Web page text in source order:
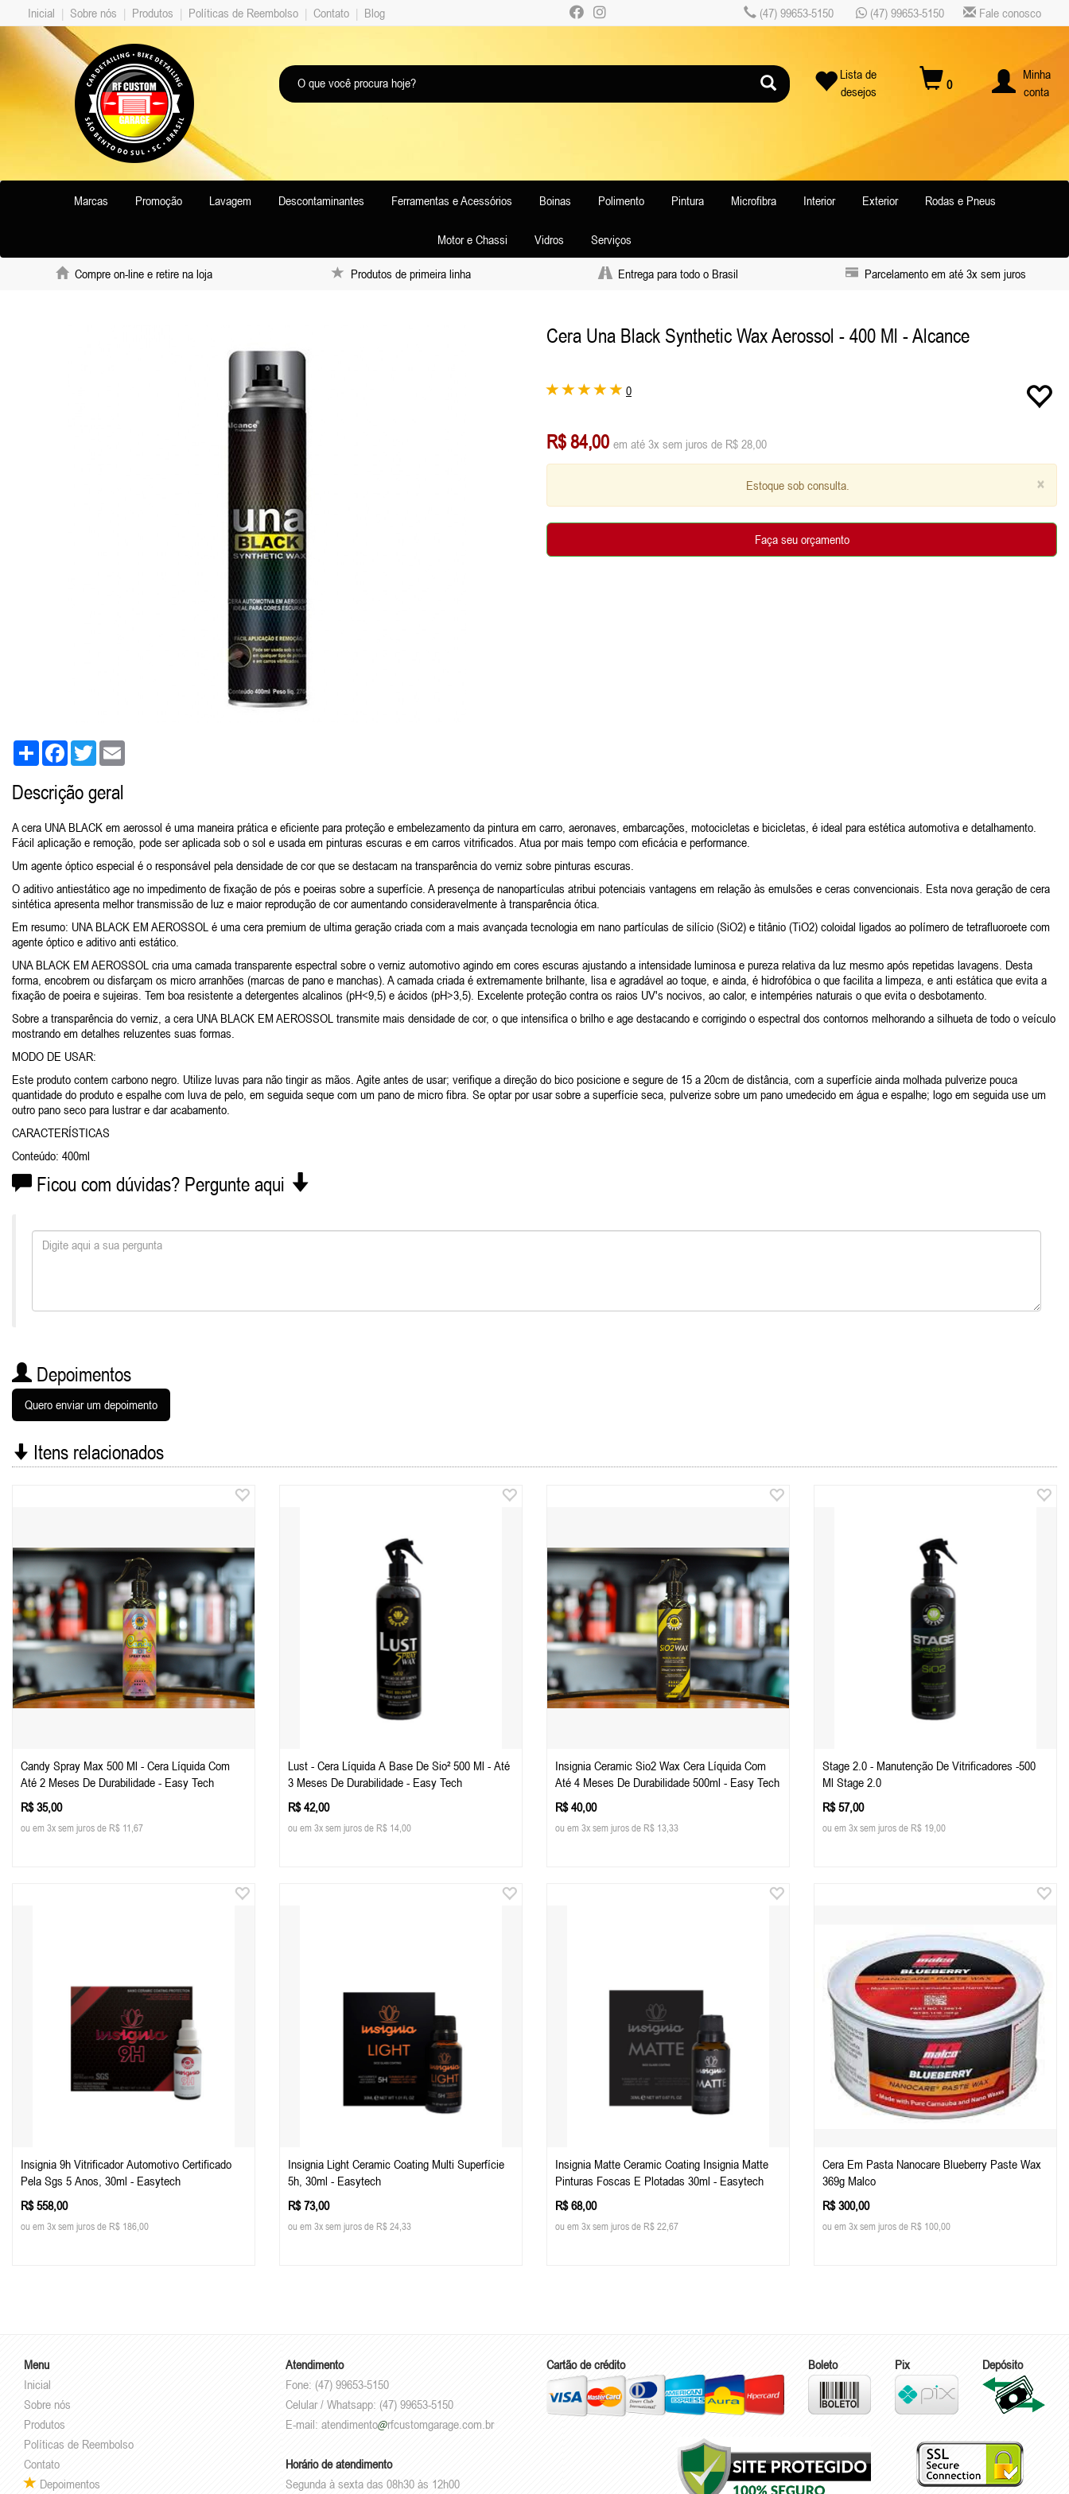
Inicial | Sobre nós | Produtos | Políticas de Reembolso | Contato | Blog (47) 99653-5150 (47) 99653-5150 Fale conosco
Lista de
desejos
0
Minha
conta
Marcas Promoção Lavagem Descontaminantes Ferramentas e Acessórios Boinas Polimento Pintura Microfibra Interior Exterior Rodas e Pneus
Motor e Chassi Vidros Serviços
Compre on-line e retire na loja Produtos de primeira linha Entrega para todo o Brasil Parcelamento em até 3x sem juros
Cera Una Black Synthetic Wax Aerossol - 400 Ml - Alcance
0
R$ 84,00 em até 3x sem juros de R$ 28,00
×
Estoque sob consulta.
Faça seu orçamento
Share FacebookTwitter
Descrição geral
A cera UNA BLACK em aerossol é uma maneira prática e eficiente para proteção e embelezamento da pintura em carro, aeronaves, embarcações, motocicletas e bicicletas, é ideal para estética automotiva e detalhamento.
Fácil aplicação e remoção, pode ser aplicada sob o sol e usada em pinturas escuras e em carros vitrificados. Atua por mais tempo com eficácia e performance.
Um agente óptico especial é o responsável pela densidade de cor que se destacam na transparência do verniz sobre pinturas escuras.
O aditivo antiestático age no impedimento de fixação de pós e poeiras sobre a superfície. A presença de nanopartículas atribui potenciais vantagens em relação às emulsões e ceras convencionais. Esta nova geração de cera
sintética apresenta melhor transmissão de luz e maior reprodução de cor aumentando consideravelmente à transparência ótica.
Em resumo: UNA BLACK EM AEROSSOL é uma cera premium de ultima geração criada com a mais avançada tecnologia em nano partículas de silício (SiO2) e titânio (TiO2) coloidal ligados ao polímero de tetrafluoroete com
agente óptico e aditivo anti estático.
UNA BLACK EM AEROSSOL cria uma camada transparente espectral sobre o verniz automotivo agindo em cores escuras ajustando a intensidade luminosa e pureza relativa da luz mesmo após repetidas lavagens. Desta
forma, encobrem ou disfarçam os micro arranhões (marcas de pano e manchas). A camada criada é extremamente brilhante, lisa e agradável ao toque, e ainda, é hidrofóbica o que facilita a limpeza, e anti estática que evita a
fixação de poeira e sujeiras. Tem boa resistente a detergentes alcalinos (pH<9,5) e ácidos (pH>3,5). Excelente proteção contra os raios UV's nocivos, ao calor, e intempéries naturais o que evita o desbotamento.
Sobre a transparência do verniz, a cera UNA BLACK EM AEROSSOL transmite mais densidade de cor, o que intensifica o brilho e age destacando e corrigindo o espectral dos contornos melhorando a silhueta de todo o veículo
mostrando em detalhes reluzentes suas formas.
MODO DE USAR:
Este produto contem carbono negro. Utilize luvas para não tingir as mãos. Agite antes de usar; verifique a direção do bico posicione e segure de 15 a 20cm de distância, com a superfície ainda molhada pulverize pouca
quantidade do produto e espalhe com luva de pelo, em seguida seque com um pano de micro fibra. Se optar por usar sobre a superfície seca, pulverize sobre um pano umedecido em água e espalhe; logo em seguida use um
outro pano seco para lustrar e dar acabamento.
CARACTERÍSTICAS
Conteúdo: 400ml
Ficou com dúvidas? Pergunte aqui
Depoimentos
Quero enviar um depoimento
Itens relacionados
Candy Spray Max 500 Ml - Cera Líquida Com
Até 2 Meses De Durabilidade - Easy Tech
R$ 35,00
ou em 3x sem juros de R$ 11,67
Lust - Cera Líquida A Base De Sio² 500 Ml - Até
3 Meses De Durabilidade - Easy Tech
R$ 42,00
ou em 3x sem juros de R$ 14,00
Insignia Ceramic Sio2 Wax Cera Líquida Com
Até 4 Meses De Durabilidade 500ml - Easy Tech
R$ 40,00
ou em 3x sem juros de R$ 13,33
Stage 2.0 - Manutenção De Vitrificadores -500
Ml Stage 2.0
R$ 57,00
ou em 3x sem juros de R$ 19,00
Insignia 9h Vitrificador Automotivo Certificado
Pela Sgs 5 Anos, 30ml - Easytech
R$ 558,00
ou em 3x sem juros de R$ 186,00
Insignia Light Ceramic Coating Multi Superfície
5h, 30ml - Easytech
R$ 73,00
ou em 3x sem juros de R$ 24,33
Insignia Matte Ceramic Coating Insignia Matte
Pinturas Foscas E Plotadas 30ml - Easytech
R$ 68,00
ou em 3x sem juros de R$ 22,67
Cera Em Pasta Nanocare Blueberry Paste Wax
369g Malco
R$ 300,00
ou em 3x sem juros de R$ 100,00
Menu
Inicial
Sobre nós
Produtos
Políticas de Reembolso
Contato
Depoimentos
Atendimento
Fone: (47) 99653-5150
Celular / Whatsapp: (47) 99653-5150
E-mail: atendimento rfcustomgarage.com.br
Horário de atendimento
Segunda à sexta das 08h30 às 12h00
Cartão de crédito Boleto Pix Depósito